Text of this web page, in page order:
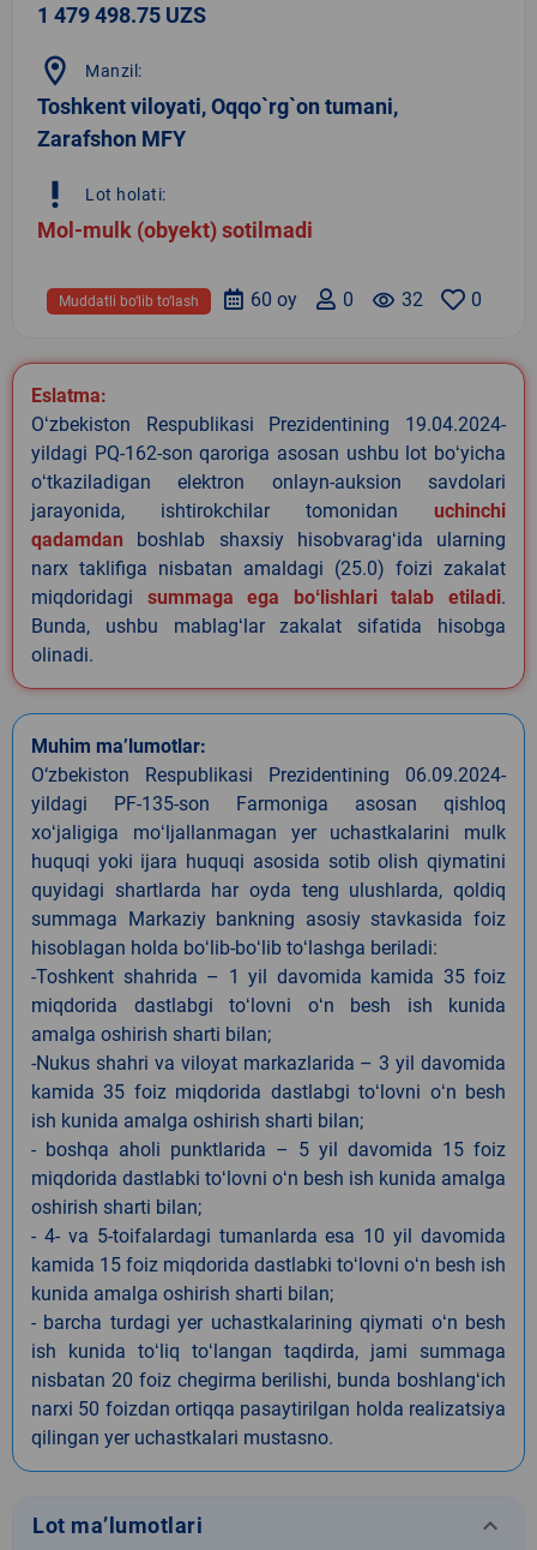
1 479 498.75 UZS
location_on Manzil:
Toshkent viloyati, Oqqo`rg`on tumani,
Zarafshon MFY
priority_high Lot holati:
Mol-mulk (obyekt) sotilmadi
0
remove_red_eye 32
0
60 oy
Muddatli bo‘lib to‘lash
Eslatma:
Oʻzbekiston Respublikasi Prezidentining 19.04.2024-
yildagi PQ-162-son qaroriga asosan ushbu lot boʻyicha
oʻtkaziladigan elektron onlayn-auksion savdolari
jarayonida, ishtirokchilar tomonidan uchinchi
qadamdan boshlab shaxsiy hisobvaragʻida ularning
narx taklifiga nisbatan amaldagi (25.0) foizi zakalat
miqdoridagi summaga ega boʻlishlari talab etiladi.
Bunda, ushbu mablagʻlar zakalat sifatida hisobga
olinadi.
Muhim ma’lumotlar:
O‘zbekiston Respublikasi Prezidentining 06.09.2024-
yildagi PF-135-son Farmoniga asosan qishloq
xoʻjaligiga moʻljallanmagan yer uchastkalarini mulk
huquqi yoki ijara huquqi asosida sotib olish qiymatini
quyidagi shartlarda har oyda teng ulushlarda, qoldiq
summaga Markaziy bankning asosiy stavkasida foiz
hisoblagan holda boʻlib-boʻlib toʻlashga beriladi:
-Toshkent shahrida – 1 yil davomida kamida 35 foiz
miqdorida dastlabgi toʻlovni oʻn besh ish kunida
amalga oshirish sharti bilan;
-Nukus shahri va viloyat markazlarida – 3 yil davomida
kamida 35 foiz miqdorida dastlabgi toʻlovni oʻn besh
ish kunida amalga oshirish sharti bilan;
- boshqa aholi punktlarida – 5 yil davomida 15 foiz
miqdorida dastlabki toʻlovni oʻn besh ish kunida amalga
oshirish sharti bilan;
- 4- va 5-toifalardagi tumanlarda esa 10 yil davomida
kamida 15 foiz miqdorida dastlabki toʻlovni oʻn besh ish
kunida amalga oshirish sharti bilan;
- barcha turdagi yer uchastkalarining qiymati oʻn besh
ish kunida toʻliq toʻlangan taqdirda, jami summaga
nisbatan 20 foiz chegirma berilishi, bunda boshlangʻich
narxi 50 foizdan ortiqqa pasaytirilgan holda realizatsiya
qilingan yer uchastkalari mustasno.
Lot ma’lumotlari keyboard_arrow_down